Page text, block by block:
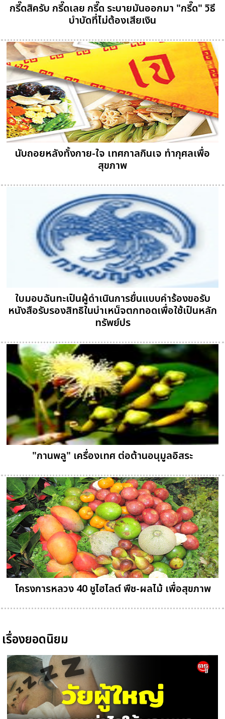
กรี๊ดสิครับ กรี๊ดเลย กรี๊ด ระบายมันออกมา "กรี๊ด" วิธี
บำบัดที่ไม่ต้องเสียเงิน
นับถอยหลังทั้งกาย-ใจ เทศกาลกินเจ ทำกุศลเพื่อ
สุขภาพ
ใบมอบฉันทะเป็นผู้ดำเนินการยื่นแบบคำร้องขอรับ
หนังสือรับรองสิทธิในบำเหน็จตกทอดเพื่อใช้เป็นหลัก
ทรัพย์ปร
"กานพลู" เครื่องเทศ ต่อต้านอนุมูลอิสระ
โครงการหลวง 40 ชูไฮไลต์ พืช-ผลไม้ เพื่อสุขภาพ
เรื่องยอดนิยม